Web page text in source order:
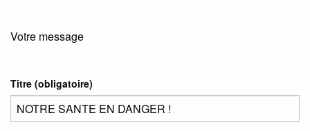
Votre message
Titre (obligatoire)